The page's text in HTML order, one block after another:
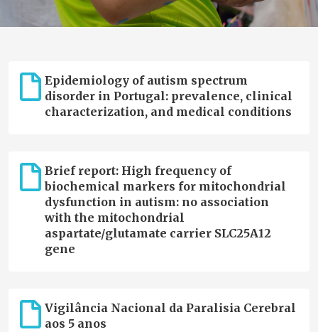
Epidemiology of autism spectrum
disorder in Portugal: prevalence, clinical
characterization, and medical conditions
Brief report: High frequency of
biochemical markers for mitochondrial
dysfunction in autism: no association
with the mitochondrial
aspartate/glutamate carrier SLC25A12
gene
Vigilância Nacional da Paralisia Cerebral
aos 5 anos